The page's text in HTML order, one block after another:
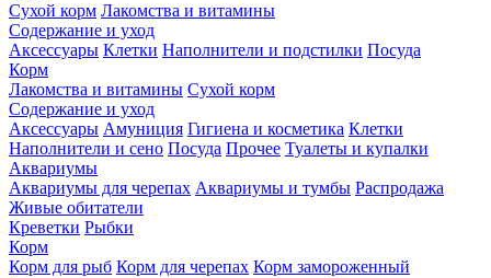
Сухой корм Лакомства и витамины
Содержание и уход
Аксессуары Клетки Наполнители и подстилки Посуда
Корм
Лакомства и витамины Сухой корм
Содержание и уход
Аксессуары Амуниция Гигиена и косметика Клетки
Наполнители и сено Посуда Прочее Туалеты и купалки
Аквариумы
Аквариумы для черепах Аквариумы и тумбы Распродажа
Живые обитатели
Креветки Рыбки
Корм
Корм для рыб Корм для черепах Корм замороженный